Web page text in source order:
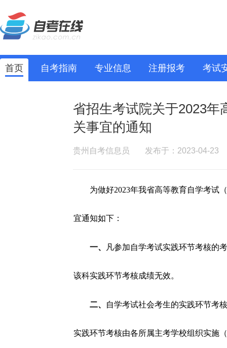
首页 自考指南 专业信息 注册报考 考试
省招生考试院关于2023年
关事宜的通知
贵州自考信息员 发布于：2023-04-23
为做好2023年我省高等教育自学考试
宜通知如下：
一、 凡参加自学考试实践环节考核的
该科实践环节考核成绩无效。
二、 自学考试社会考生的实践环节考
实践环节考核由各所属主考学校组织实施